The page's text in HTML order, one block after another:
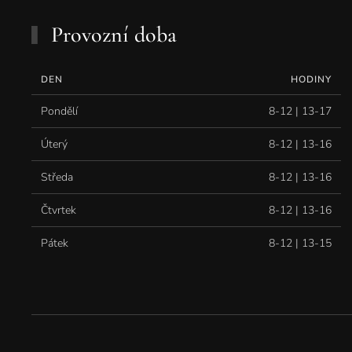
Provozní doba
DEN HODINY
Pondělí 8-12 | 13-17
Úterý 8-12 | 13-16
Středa 8-12 | 13-16
Čtvrtek 8-12 | 13-16
Pátek 8-12 | 13-15